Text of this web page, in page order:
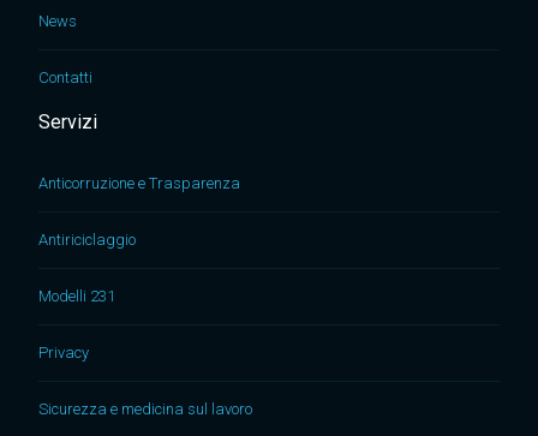
News
Contatti
Servizi
Anticorruzione e Trasparenza
Antiriciclaggio
Modelli 231
Privacy
Sicurezza e medicina sul lavoro